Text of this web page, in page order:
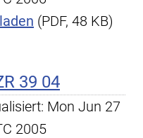
(PDF, 48 KB)
39 04
Mon Jun 27
2005